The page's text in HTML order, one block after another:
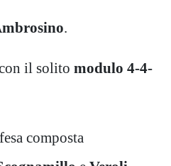
.
il solito modulo 4-4-
composta